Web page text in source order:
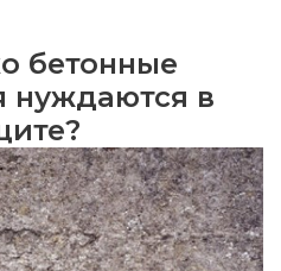
бетонные
нуждаются в